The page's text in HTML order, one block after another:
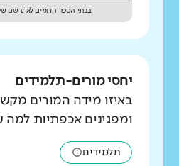
בבתי הספר הדומים לא נרשם
יחסי מורים-תלמידים
באיזו מידה המורים
ומפגינים אכפתיות
תלמידים